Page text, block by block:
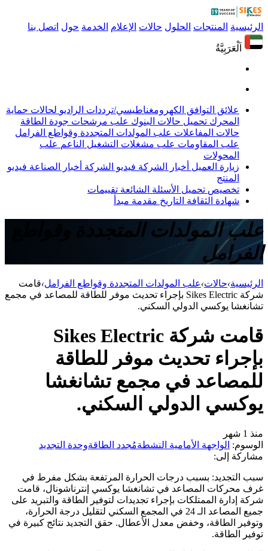
الرئيسية المنتجات الحلول حالات الإعلام الخدمة حول اتصل بنا
اَلْعَرَبِيَّةُ
علائق التوافق الكهرومغناطيسي/ترددات الراديو لحالات حماية
المحرك تحميل حالات البنوك علب مرشحات جودة الطاقة
حالات المفاعلات علب المولدات المتجددة وقواطع الفرامل
علب المقاومات علب مشغلات التشغيل الناعم علب
المحولات
زيارة العميل أخبار الشركة فيديو الشركة أخبار الصناعة فيديو
المنتج
تخصيص تحميل الأسئلة الشائعة تقييمات
شهادة الثقافة التاريخ مقدمة مبدأ
علب المولدات المتجددة وقواطع
الفرامل
الرئيسية›حالات›علب المولدات المتجددة وقواطع الفرامل›قامت
شركة Sikes Electric بإجراء تحديث موفر للطاقة للمصاعد في مجمع
تشانغشا يوكسي الدولي السكني.
قامت شركة Sikes Electric
بإجراء تحديث موفر للطاقة
للمصاعد في مجمع تشانغشا
يوكسي الدولي السكني.
منذ 1 شهر
الوسوم: الواجهة الأمامية النشطةمُجدد الطاقةوحدة التجديد
مشاركة إلى:
سبب التجديد: بسبب درجات الحرارة المرتفعة بشكل مفرط في
غرف محركات المصاعد في تشانغشا يوكسي إنترناشونال، قامت
شركة إدارة الممتلكات بإجراء تجديدات لتوفير الطاقة والتبريد على
جميع المصاعد الـ 24 في المجمع السكني لتقليل درجة الحرارة،
وتوفير الطاقة، وخفض معدل الأعطال. حقق التجديد نتائج كبيرة في
توفير الطاقة.